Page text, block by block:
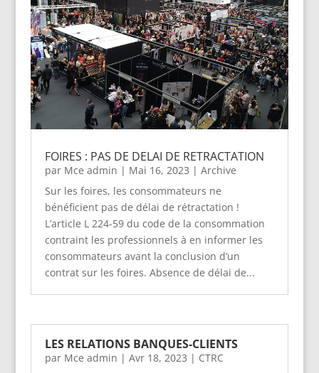
FOIRES : PAS DE DELAI DE RETRACTATION
par Mce admin | Mai 16, 2023 | Archive
Sur les foires, les consommateurs ne
bénéficient pas de délai de rétractation !
L’article L 224-59 du code de la consommation
contraint les professionnels à en informer les
consommateurs avant la conclusion d’un
contrat sur les foires. Absence de délai de...
LES RELATIONS BANQUES-CLIENTS
par Mce admin | Avr 18, 2023 | CTRC